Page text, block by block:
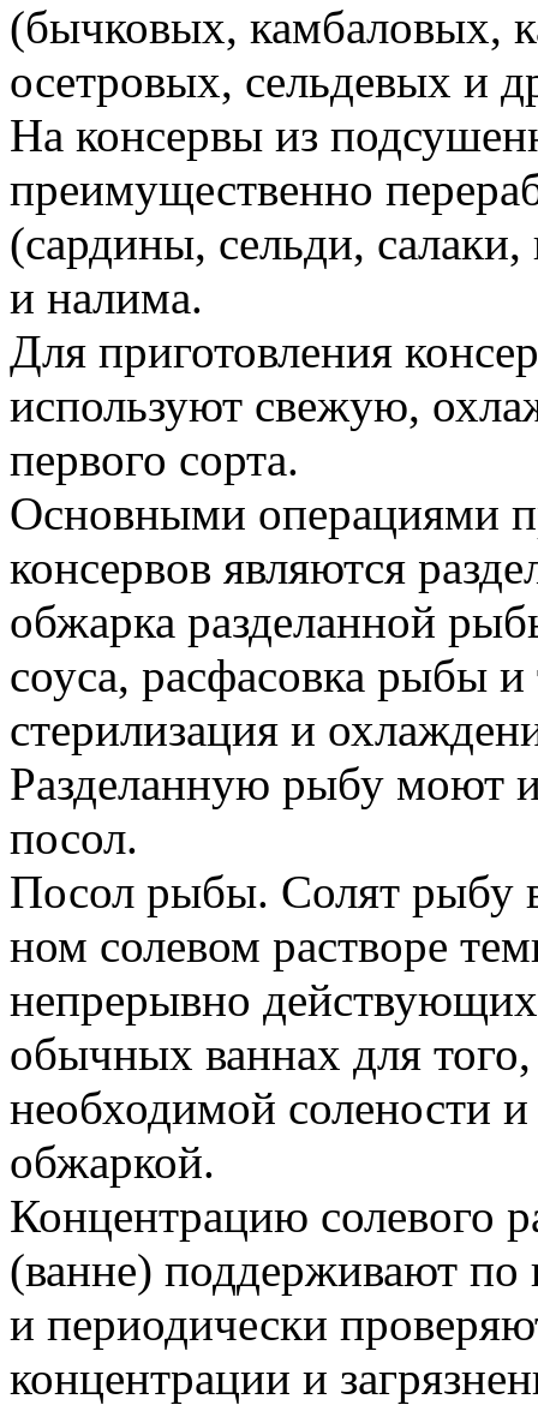
(бычковых, камбаловых,
осетровых, сельдевых и
На консервы из
преимущественно
(сардины, сельди,
и налима.
Для приготовления
используют свежую,
первого сорта.
Основными операциями
консервов являются
обжарка разделанной
соуса, расфасовка рыбы
стерилизация и
Разделанную рыбу моют
посол.
Посол рыбы. Солят рыбу
ном солевом растворе
непрерывно
обычных ваннах для
необходимой солености
обжаркой.
Концентрацию солевого
(ванне) поддерживают
и периодически
концентрации и